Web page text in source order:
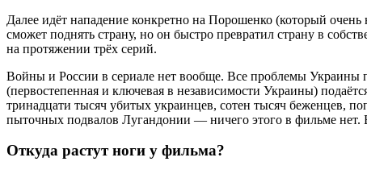
Далее идёт нападение конкретно на Порошенко (который
сможет поднять страну, но он быстро превратил страну в
на протяжении трёх серий.
Войны и России в сериале нет вообще. Все проблемы Украины
(первостепенная и ключевая в независимости Украины)
тринадцати тысяч убитых украинцев, сотен тысяч беженцев,
пыточных подвалов Лугандонии — ничего этого в фильме нет.
Откуда растут ноги у фильма?